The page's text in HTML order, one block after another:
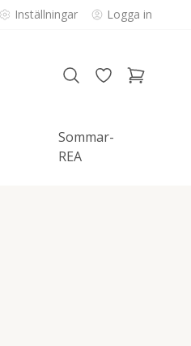
Inställningar Logga in
Sommar-
REA